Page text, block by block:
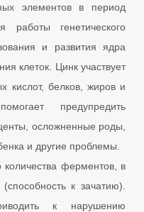
элементов в период
работы генетического
и развития ядра
клеток. Цинк участвует
кислот, белков, жиров и
предупредить
осложненные роды,
и другие проблемы.
количества ферментов, в
к зачатию).
к нарушению